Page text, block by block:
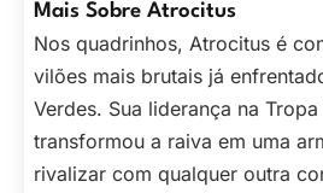
Mais Sobre Atrocitus
Nos quadrinhos, Atrocitus é
vilões mais brutais já
Verdes. Sua liderança na Tropa
transformou a raiva em uma
rivalizar com qualquer outra